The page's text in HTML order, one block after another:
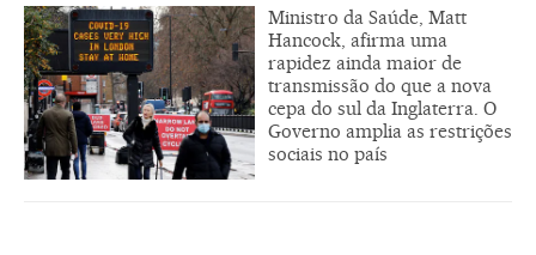
Ministro da Saúde, Matt
Hancock, afirma uma
rapidez ainda maior de
transmissão do que a nova
cepa do sul da Inglaterra. O
Governo amplia as restrições
sociais no país